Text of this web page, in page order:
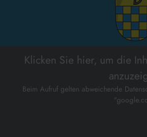
Klicken Sie hier, um die
Beim Aufruf gelten abweichende